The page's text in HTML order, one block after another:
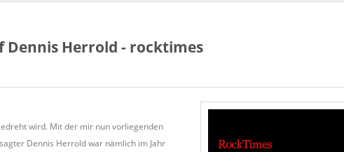
Dennis Herrold - rocktimes
wird. Mit der mir nun vorliegenden
Dennis Herrold war nämlich im Jahr